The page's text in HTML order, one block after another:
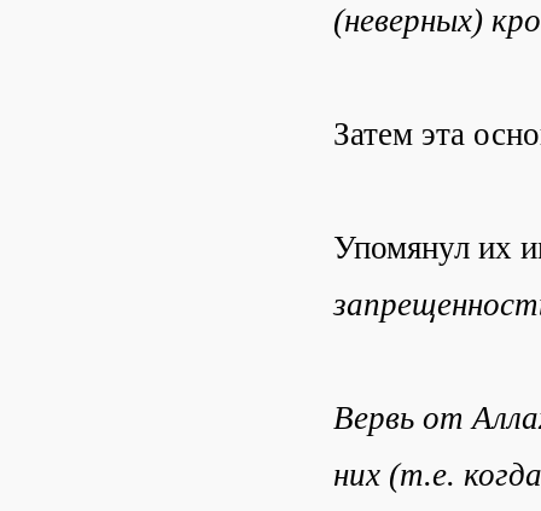
(неверных)
Затем эта
Упомянул их
Вервь от
них (т.е.